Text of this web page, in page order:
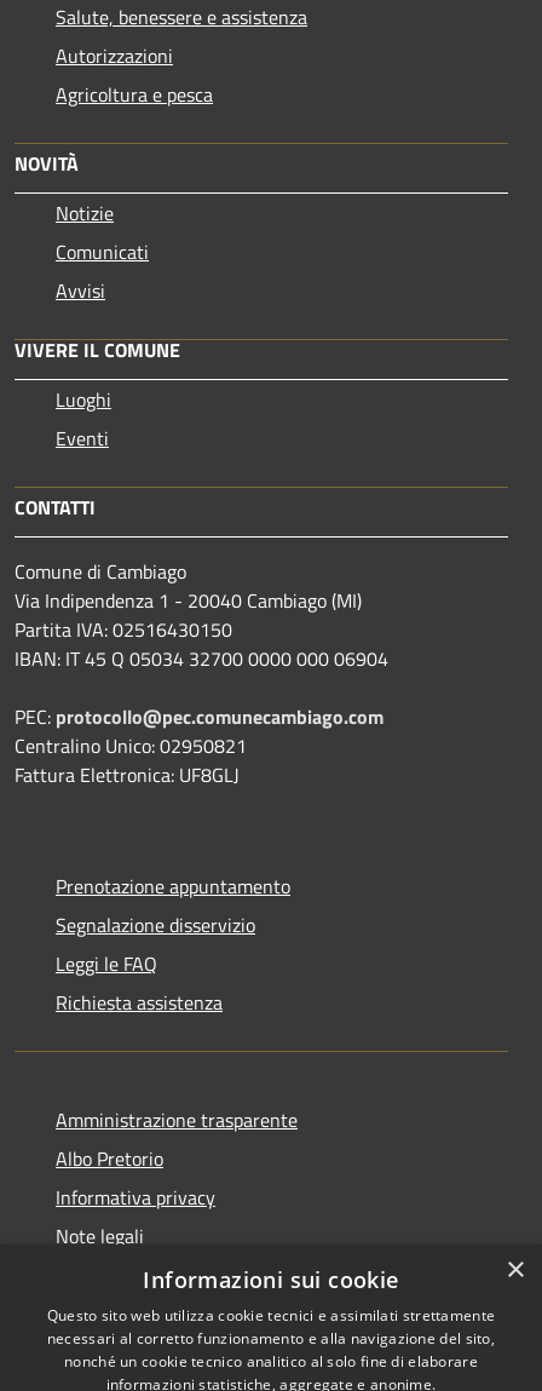
Salute, benessere e assistenza
Autorizzazioni
Agricoltura e pesca
NOVITÀ
Notizie
Comunicati
Avvisi
VIVERE IL COMUNE
Luoghi
Eventi
CONTATTI
Comune di Cambiago
Via Indipendenza 1 - 20040 Cambiago (MI)
Partita IVA: 02516430150
IBAN: IT 45 Q 05034 32700 0000 000 06904
PEC: protocollo@pec.comunecambiago.com
Centralino Unico: 02950821
Fattura Elettronica: UF8GLJ
Prenotazione appuntamento
Segnalazione disservizio
Leggi le FAQ
Richiesta assistenza
Amministrazione trasparente
Albo Pretorio
Informativa privacy
Note legali
Dichiarazione di accessibilità
×
Informazioni sui cookie
Questo sito web utilizza cookie tecnici e assimilati strettamente
necessari al corretto funzionamento e alla navigazione del sito,
nonché un cookie tecnico analitico al solo fine di elaborare
informazioni statistiche, aggregate e anonime.